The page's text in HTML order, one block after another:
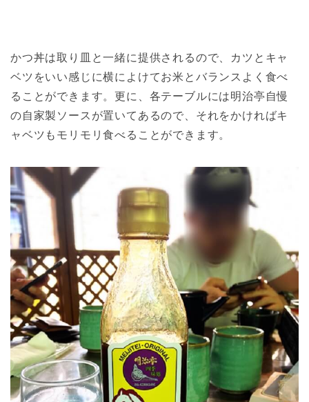
かつ丼は取り皿と一緒に提供されるので、カツとキャ
ベツをいい感じに横によけてお米とバランスよく食べ
ることができます。更に、各テーブルには明治亭自慢
の自家製ソースが置いてあるので、それをかければキ
ャベツもモリモリ食べることができます。